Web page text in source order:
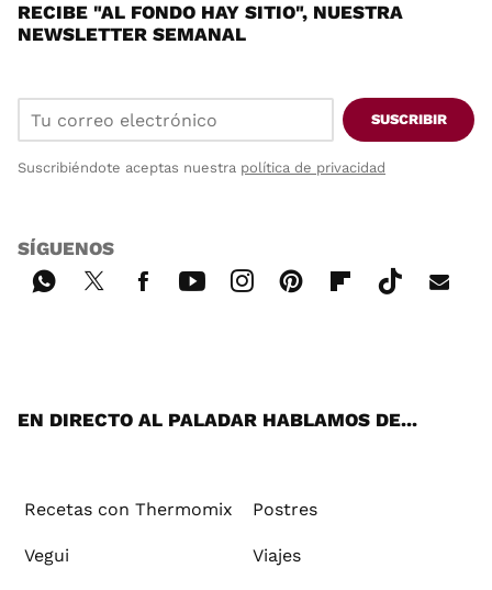
RECIBE "AL FONDO HAY SITIO", NUESTRA
NEWSLETTER SEMANAL
SUSCRIBIR
Suscribiéndote aceptas nuestra política de privacidad
SÍGUENOS
EN DIRECTO AL PALADAR HABLAMOS DE...
Recetas con Thermomix Postres
Vegui Viajes